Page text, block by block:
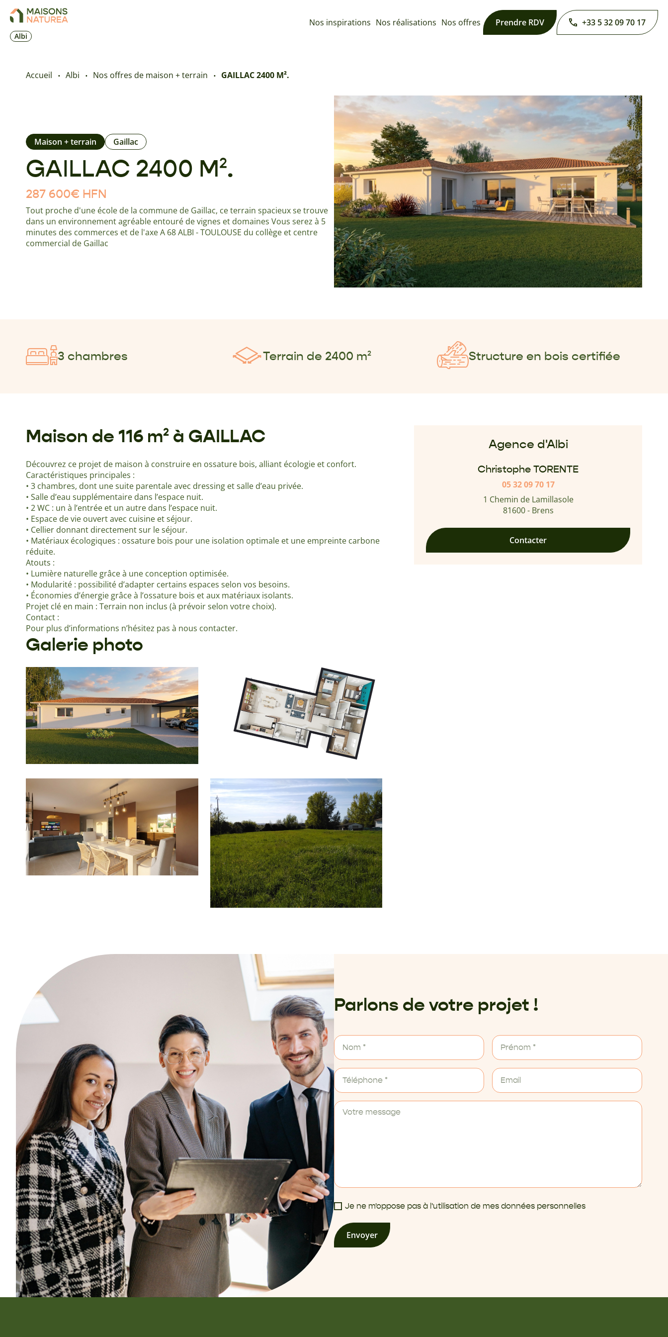
Albi
Nos inspirations Nos réalisations Nos offres Prendre RDV +33 5 32 09 70 17
Accueil Albi Nos offres de maison + terrain GAILLAC 2400 M².
GAILLAC 2400 M².
Maison + terrain Gaillac
287 600€ HFN
Tout proche d'une école de la commune de Gaillac, ce terrain spacieux se trouve
dans un environnement agréable entouré de vignes et domaines Vous serez à 5
minutes des commerces et de l'axe A 68 ALBI - TOULOUSE du collège et centre
commercial de Gaillac
3 chambres Terrain de 2400 m² Structure en bois certifiée
Maison de 116 m² à GAILLAC
Découvrez ce projet de maison à construire en ossature bois, alliant écologie et confort.
Caractéristiques principales :
• 3 chambres, dont une suite parentale avec dressing et salle d’eau privée.
• Salle d’eau supplémentaire dans l’espace nuit.
• 2 WC : un à l’entrée et un autre dans l’espace nuit.
• Espace de vie ouvert avec cuisine et séjour.
• Cellier donnant directement sur le séjour.
• Matériaux écologiques : ossature bois pour une isolation optimale et une empreinte carbone
réduite.
Atouts :
• Lumière naturelle grâce à une conception optimisée.
• Modularité : possibilité d’adapter certains espaces selon vos besoins.
• Économies d’énergie grâce à l’ossature bois et aux matériaux isolants.
Projet clé en main : Terrain non inclus (à prévoir selon votre choix).
Contact :
Pour plus d’informations n’hésitez pas à nous contacter.
Galerie photo
Agence d'Albi
Christophe TORENTE
05 32 09 70 17
1 Chemin de Lamillasole
81600 - Brens
Contacter
Parlons de votre projet !
Je ne m'oppose pas à l'utilisation de mes données personnelles
Envoyer